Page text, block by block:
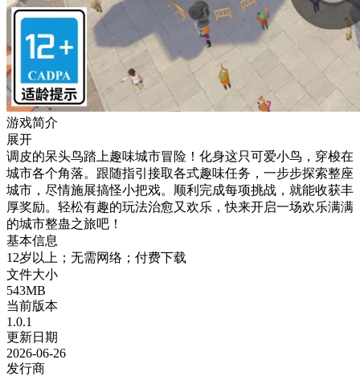
游戏简介
展开
调皮的呆头鸟踏上趣味城市冒险！化身这只可爱小鸟，穿梭在
城市各个角落。跟随指引接取各式趣味任务，一步步探索整座
城市，尽情施展搞怪小把戏。顺利完成每项挑战，就能收获丰
厚奖励。轻松有趣的玩法治愈又欢乐，快来开启一场欢乐满满
的城市整蛊之旅吧！
基本信息
12岁以上；无需网络；付费下载
文件大小
543MB
当前版本
1.0.1
更新日期
2026-06-26
发行商